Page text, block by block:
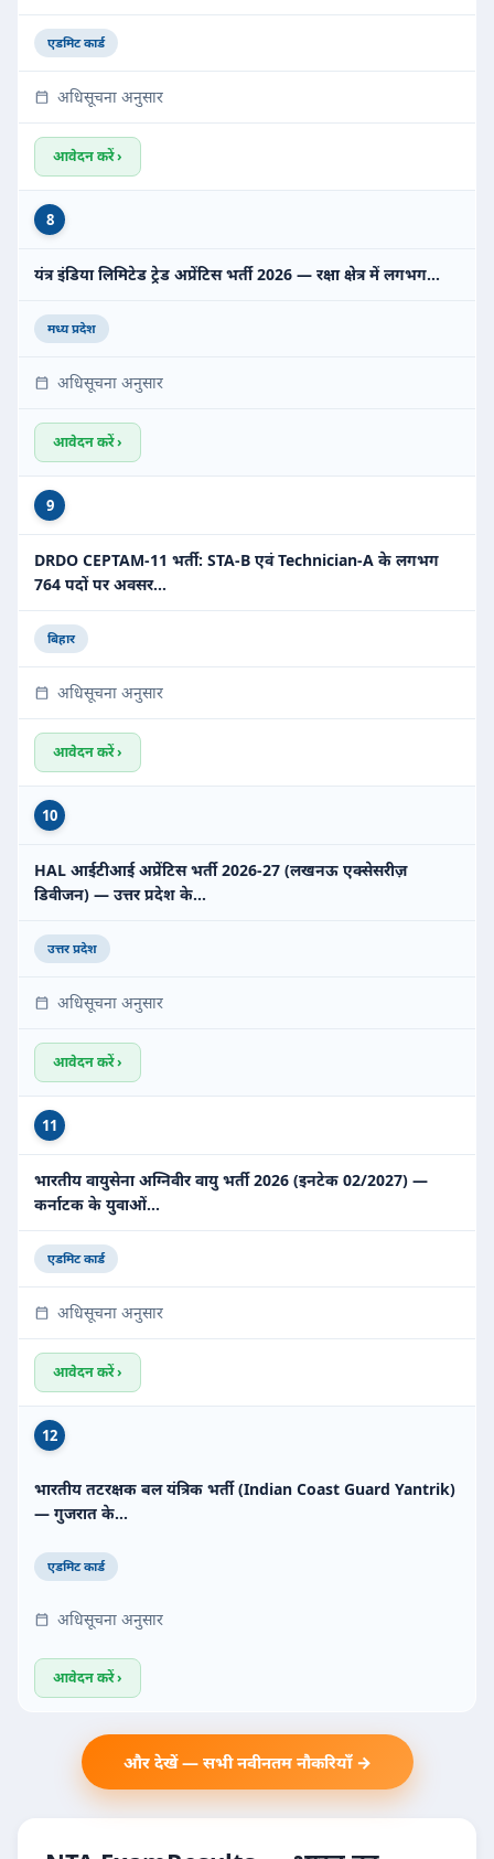
एडमिट कार्ड
अधिसूचना अनुसार
आवेदन करें ›
8
यंत्र इंडिया लिमिटेड ट्रेड अप्रेंटिस भर्ती 2026 — रक्षा क्षेत्र में लगभग…
मध्य प्रदेश
अधिसूचना अनुसार
आवेदन करें ›
9
DRDO CEPTAM-11 भर्ती: STA-B एवं Technician-A के लगभग
764 पदों पर अवसर…
बिहार
अधिसूचना अनुसार
आवेदन करें ›
10
HAL आईटीआई अप्रेंटिस भर्ती 2026-27 (लखनऊ एक्सेसरीज़
डिवीजन) — उत्तर प्रदेश के…
उत्तर प्रदेश
अधिसूचना अनुसार
आवेदन करें ›
11
भारतीय वायुसेना अग्निवीर वायु भर्ती 2026 (इनटेक 02/2027) —
कर्नाटक के युवाओं…
एडमिट कार्ड
अधिसूचना अनुसार
आवेदन करें ›
12
भारतीय तटरक्षक बल यंत्रिक भर्ती (Indian Coast Guard Yantrik)
— गुजरात के…
एडमिट कार्ड
अधिसूचना अनुसार
आवेदन करें ›
और देखें — सभी नवीनतम नौकरियाँ →